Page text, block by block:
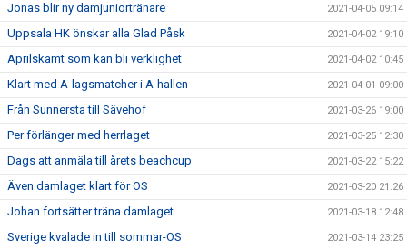
Jonas blir ny damjuniortränare 2021-04-05 09:14
Uppsala HK önskar alla Glad Påsk 2021-04-02 19:10
Aprilskämt som kan bli verklighet 2021-04-02 10:45
Klart med A-lagsmatcher i A-hallen 2021-04-01 09:00
Från Sunnersta till Sävehof 2021-03-26 19:00
Per förlänger med herrlaget 2021-03-25 12:30
Dags att anmäla till årets beachcup 2021-03-22 15:22
Även damlaget klart för OS 2021-03-20 21:26
Johan fortsätter träna damlaget 2021-03-18 12:48
Sverige kvalade in till sommar-OS 2021-03-14 23:25